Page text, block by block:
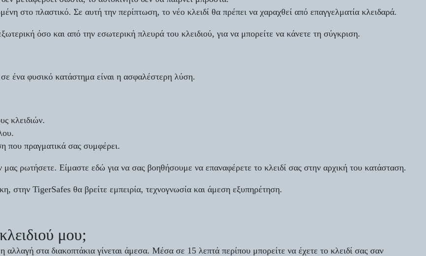
στο πλαστικό. Σε αυτή την περίπτωση, το νέο κλειδί θα πρέπει να χαραχθεί από επαγγελματία κλειδαρά.
όσο και από την εσωτερική πλευρά του κλειδιού, για να μπορείτε να κάνετε τη σύγκριση.
ένα φυσικό κατάστημα είναι η ασφαλέστερη λύση.
κλειδιών.
που πραγματικά σας συμφέρει.
ρωτήσετε. Είμαστε εδώ για να σας βοηθήσουμε να επαναφέρετε το κλειδί σας στην αρχική του κατάσταση.
στην TigerSafes θα βρείτε εμπειρία, τεχνογνωσία και άμεση εξυπηρέτηση.
μου;
αλλαγή στα διακοπτάκια γίνεται άμεσα. Μέσα σε 15 λεπτά περίπου μπορείτε να έχετε το κλειδί σας σαν